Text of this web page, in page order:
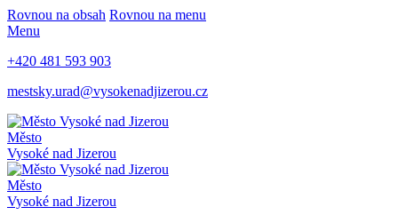
Rovnou na obsah Rovnou na menu
Menu
+420 481 593 903
mestsky.urad@vysokenadjizerou.cz
Město
Vysoké nad Jizerou
Město
Vysoké nad Jizerou